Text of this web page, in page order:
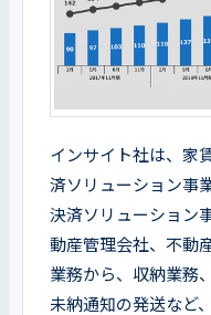
インサイト社は、家
済ソリューション事
決済ソリューション
動産管理会社、不動
業務から、収納業務
未納通知の発送など